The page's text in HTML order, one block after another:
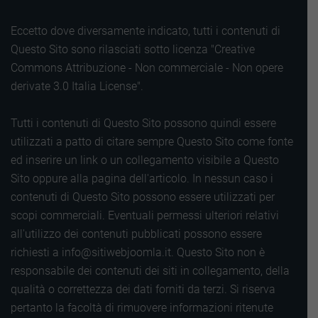
Eccetto dove diversamente indicato, tutti i contenuti di
Questo Sito sono rilasciati sotto licenza "Creative
Commons Attribuzione - Non commerciale - Non opere
derivate 3.0 Italia License".
Tutti i contenuti di Questo Sito possono quindi essere
utilizzati a patto di citare sempre Questo Sito come fonte
ed inserire un link o un collegamento visibile a Questo
Sito oppure alla pagina dell'articolo. In nessun caso i
contenuti di Questo Sito possono essere utilizzati per
scopi commerciali. Eventuali permessi ulteriori relativi
all'utilizzo dei contenuti pubblicati possono essere
richiesti a info@sitiwebjoomla.it. Questo Sito non è
responsabile dei contenuti dei siti in collegamento, della
qualità o correttezza dei dati forniti da terzi. Si riserva
pertanto la facoltà di rimuovere informazioni ritenute